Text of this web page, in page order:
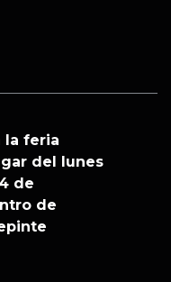
la feria
del lunes
de
de